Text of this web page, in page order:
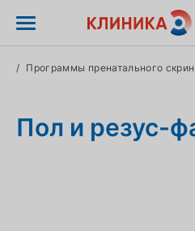
/ Программы пренатального
Пол и резус-